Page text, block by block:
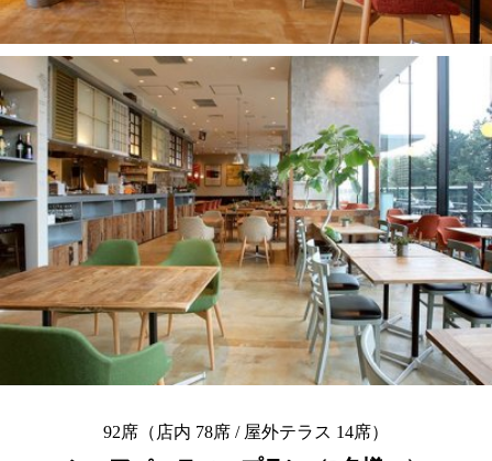
92席（店内 78席 / 屋外テラス 14席）